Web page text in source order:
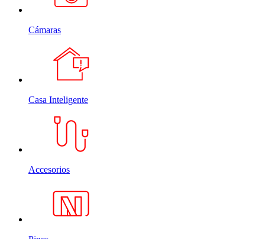
Cámaras
Casa Inteligente
Accesorios